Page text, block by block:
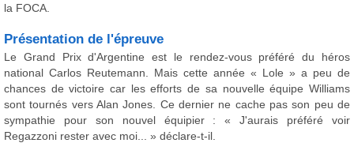
la FOCA.
Présentation de l'épreuve
Le Grand Prix d'Argentine est le rendez-vous préféré du héros
national Carlos Reutemann. Mais cette année « Lole » a peu de
chances de victoire car les efforts de sa nouvelle équipe Williams
sont tournés vers Alan Jones. Ce dernier ne cache pas son peu de
sympathie pour son nouvel équipier : « J'aurais préféré voir
Regazzoni rester avec moi... » déclare-t-il.